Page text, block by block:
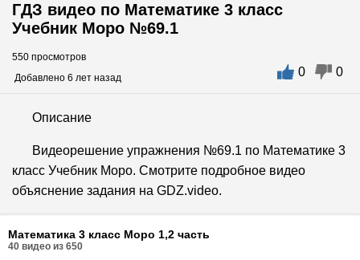
ГДЗ видео по Математике 3 класс
Учебник Моро №69.1
550 просмотров
Добавлено 6 лет назад
0 0
Описание
Видеорешение упражнения №69.1 по Математике 3
класс Учебник Моро. Смотрите подробное видео
объяснение задания на GDZ.video.
Математика 3 класс Моро 1,2 часть
40 видео из 650